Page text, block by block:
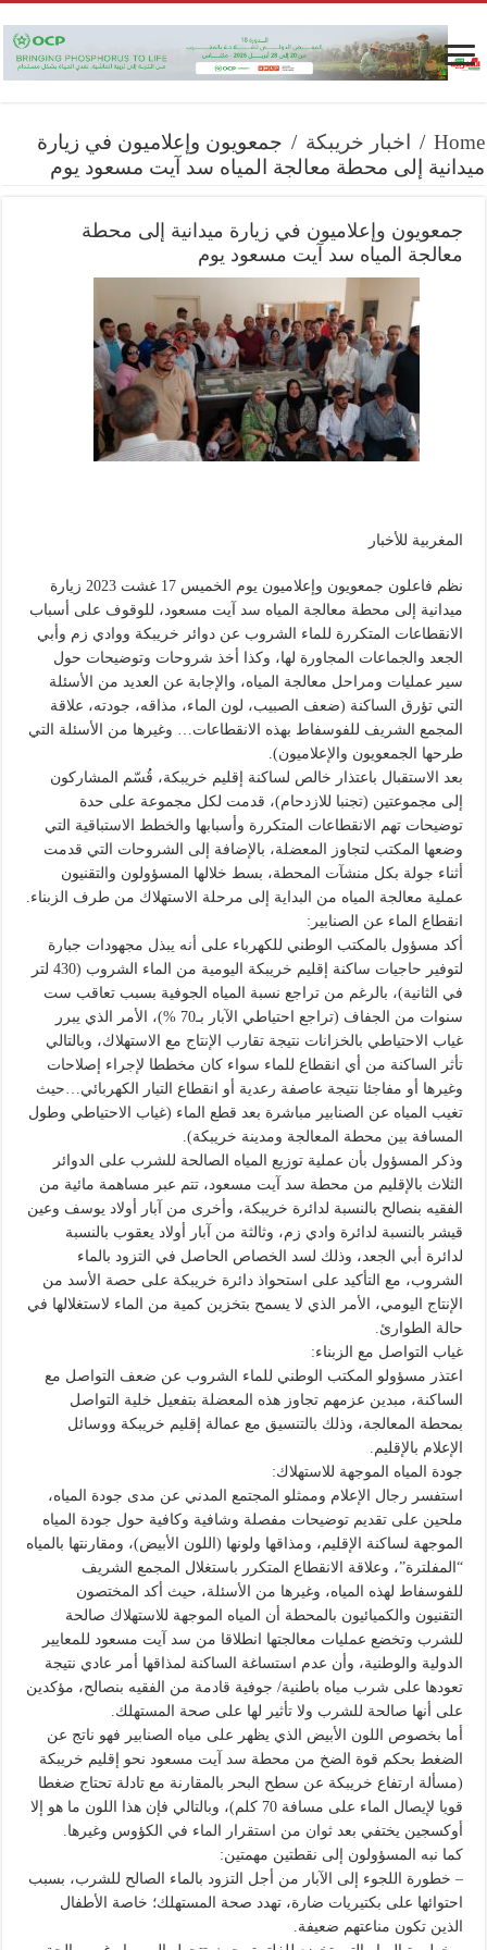
Home
/ اخبار خريبكة / جمعويون وإعلاميون في زيارة
ميدانية إلى محطة معالجة المياه سد آيت مسعود يوم
جمعويون وإعلاميون في زيارة ميدانية إلى محطة
معالجة المياه سد آيت مسعود يوم
المغربية للأخبار
نظم فاعلون جمعويون وإعلاميون يوم الخميس 17 غشت 2023 زيارة
ميدانية إلى محطة معالجة المياه سد آيت مسعود، للوقوف على أسباب
الانقطاعات المتكررة للماء الشروب عن دوائر خريبكة ووادي زم وأبي
الجعد والجماعات المجاورة لها، وكذا أخذ شروحات وتوضيحات حول
سير عمليات ومراحل معالجة المياه، والإجابة عن العديد من الأسئلة
التي تؤرق الساكنة (ضعف الصبيب، لون الماء، مذاقه، جودته، علاقة
المجمع الشريف للفوسفاط بهذه الانقطاعات… وغيرها من الأسئلة التي
طرحها الجمعويون والإعلاميون).
بعد الاستقبال باعتذار خالص لساكنة إقليم خريبكة، قُسّم المشاركون
إلى مجموعتين (تجنبا للازدحام)، قدمت لكل مجموعة على حدة
توضيحات تهم الانقطاعات المتكررة وأسبابها والخطط الاستباقية التي
وضعها المكتب لتجاوز المعضلة، بالإضافة إلى الشروحات التي قدمت
أثناء جولة بكل منشآت المحطة، بسط خلالها المسؤولون والتقنيون
عملية معالجة المياه من البداية إلى مرحلة الاستهلاك من طرف الزبناء.
انقطاع الماء عن الصنابير:
أكد مسؤول بالمكتب الوطني للكهرباء على أنه يبذل مجهودات جبارة
لتوفير حاجيات ساكنة إقليم خريبكة اليومية من الماء الشروب (430 لتر
في الثانية)، بالرغم من تراجع نسبة المياه الجوفية بسبب تعاقب ست
سنوات من الجفاف (تراجع احتياطي الآبار بـ70 %)، الأمر الذي يبرر
غياب الاحتياطي بالخزانات نتيجة تقارب الإنتاج مع الاستهلاك، وبالتالي
تأثر الساكنة من أي انقطاع للماء سواء كان مخططا لإجراء إصلاحات
وغيرها أو مفاجئا نتيجة عاصفة رعدية أو انقطاع التيار الكهربائي…حيث
تغيب المياه عن الصنابير مباشرة بعد قطع الماء (غياب الاحتياطي وطول
المسافة بين محطة المعالجة ومدينة خريبكة).
وذكر المسؤول بأن عملية توزيع المياه الصالحة للشرب على الدوائر
الثلاث بالإقليم من محطة سد آيت مسعود، تتم عبر مساهمة مائية من
الفقيه بنصالح بالنسبة لدائرة خريبكة، وأخرى من آبار أولاد يوسف وعين
قيشر بالنسبة لدائرة وادي زم، وثالثة من آبار أولاد يعقوب بالنسبة
لدائرة أبي الجعد، وذلك لسد الخصاص الحاصل في التزود بالماء
الشروب، مع التأكيد على استحواذ دائرة خريبكة على حصة الأسد من
الإنتاج اليومي، الأمر الذي لا يسمح بتخزين كمية من الماء لاستغلالها في
حالة الطوارئ.
غياب التواصل مع الزبناء:
اعتذر مسؤولو المكتب الوطني للماء الشروب عن ضعف التواصل مع
الساكنة، مبدين عزمهم تجاوز هذه المعضلة بتفعيل خلية التواصل
بمحطة المعالجة، وذلك بالتنسيق مع عمالة إقليم خريبكة ووسائل
الإعلام بالإقليم.
جودة المياه الموجهة للاستهلاك:
استفسر رجال الإعلام وممثلو المجتمع المدني عن مدى جودة المياه،
ملحين على تقديم توضيحات مفصلة وشافية وكافية حول جودة المياه
الموجهة لساكنة الإقليم، ومذاقها ولونها (اللون الأبيض)، ومقارنتها بالمياه
“المفلترة”، وعلاقة الانقطاع المتكرر باستغلال المجمع الشريف
للفوسفاط لهذه المياه، وغيرها من الأسئلة، حيث أكد المختصون
التقنيون والكميائيون بالمحطة أن المياه الموجهة للاستهلاك صالحة
للشرب وتخضع عمليات معالجتها انطلاقا من سد آيت مسعود للمعايير
الدولية والوطنية، وأن عدم استساغة الساكنة لمذاقها أمر عادي نتيجة
تعودها على شرب مياه باطنية/ جوفية قادمة من الفقيه بنصالح، مؤكدين
على أنها صالحة للشرب ولا تأثير لها على صحة المستهلك.
أما بخصوص اللون الأبيض الذي يظهر على مياه الصنابير فهو ناتج عن
الضغط بحكم قوة الضخ من محطة سد آيت مسعود نحو إقليم خريبكة
(مسألة ارتفاع خريبكة عن سطح البحر بالمقارنة مع تادلة تحتاج ضغطا
قويا لإيصال الماء على مسافة 70 كلم)، وبالتالي فإن هذا اللون ما هو إلا
أوكسجين يختفي بعد ثوان من استقرار الماء في الكؤوس وغيرها.
كما نبه المسؤولون إلى نقطتين مهمتين:
– خطورة اللجوء إلى الآبار من أجل التزود بالماء الصالح للشرب، بسبب
احتوائها على بكتيريات ضارة، تهدد صحة المستهلك؛ خاصة الأطفال
الذين تكون مناعتهم ضعيفة.